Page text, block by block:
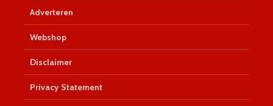
Adverteren
Webshop
Disclaimer
Privacy Statement